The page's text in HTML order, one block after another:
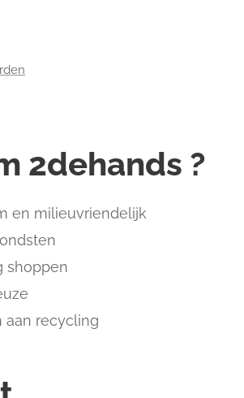
2dehands ?
en milieuvriendelijk
shoppen
aan recycling